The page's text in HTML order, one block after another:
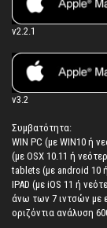
v2.2.1
v3.2
Συμβατότητα:
WIN PC (με WIN10 ή
(με OSX 10.11 ή
tablets (με android 10
IPAD (με iOS 11 ή
άνω των 7 ιντσών με
οριζόντια ανάλυση